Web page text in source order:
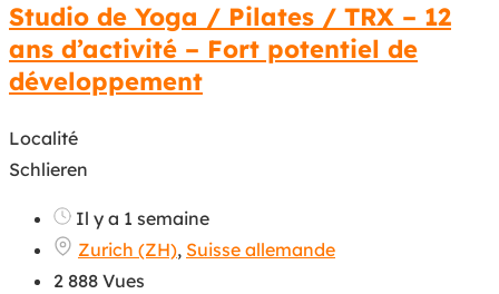
Studio de Yoga / Pilates / TRX – 12
ans d’activité – Fort potentiel de
développement
Localité
Schlieren
Il y a 1 semaine
Zurich (ZH), Suisse allemande
2 888 Vues